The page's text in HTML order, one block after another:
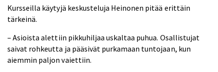
Kursseilla käytyjä keskusteluja Heinonen pitää erittäin
tärkeinä.
– Asioista alettiin pikkuhiljaa uskaltaa puhua. Osallistujat
saivat rohkeutta ja pääsivät purkamaan tuntojaan, kun
aiemmin paljon vaiettiin.